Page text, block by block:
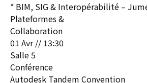
* BIM, SIG & Interopérabilité –
Plateformes &
Collaboration
01 Avr // 13:30
Salle 5
Conférence
Autodesk Tandem Convention